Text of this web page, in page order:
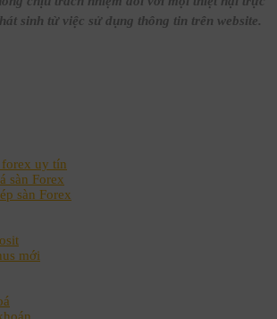
sinh từ việc sử dụng thông tin trên website.
forex uy tín
sàn Forex
sàn Forex
mới